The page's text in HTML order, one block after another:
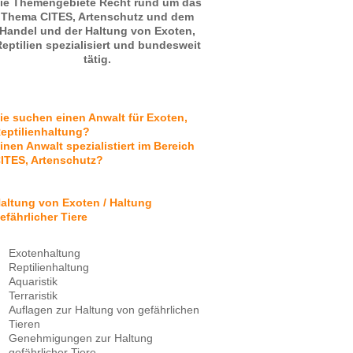
Themengebiete Recht rund um das
Thema CITES, Artenschutz und dem
Handel und der Haltung von Exoten,
spezialisiert und bundesweit
tätig.
suchen einen Anwalt für Exoten,
Anwalt spezialistiert im Bereich
Artenschutz?
von Exoten / Haltung
Tiere
Exotenhaltung
Reptilienhaltung
Aquaristik
Terraristik
Auflagen zur Haltung von gefährlichen
Tieren
Genehmigungen zur Haltung